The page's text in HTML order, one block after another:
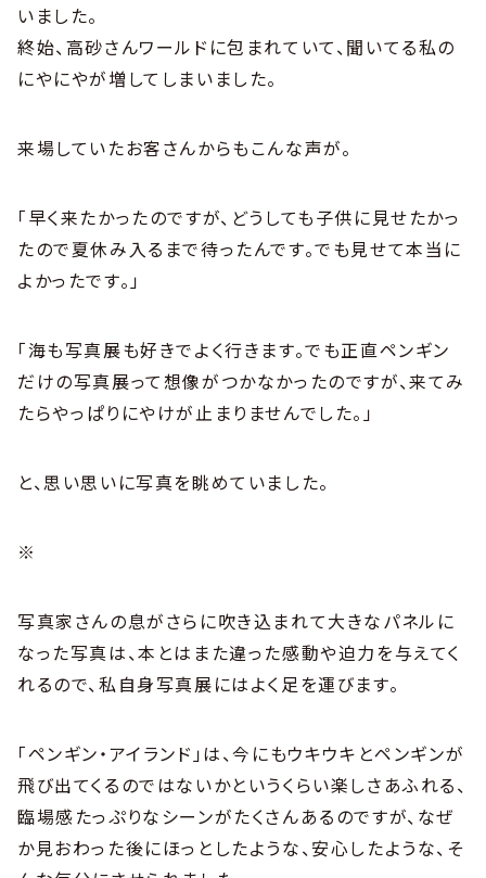
いました。
終始、高砂さんワールドに包まれていて、聞いてる私の
にやにやが増してしまいました。
来場していたお客さんからもこんな声が。
「早く来たかったのですが、どうしても子供に見せたかっ
たので夏休み入るまで待ったんです。でも見せて本当に
よかったです。」
「海も写真展も好きでよく行きます。でも正直ペンギン
だけの写真展って想像がつかなかったのですが、来てみ
たらやっぱりにやけが止まりませんでした。」
と、思い思いに写真を眺めていました。
※
写真家さんの息がさらに吹き込まれて大きなパネルに
なった写真は、本とはまた違った感動や迫力を与えてく
れるので、私自身写真展にはよく足を運びます。
「ペンギン・アイランド」は、今にもウキウキとペンギンが
飛び出てくるのではないかというくらい楽しさあふれる、
臨場感たっぷりなシーンがたくさんあるのですが、なぜ
か見おわった後にほっとしたような、安心したような、そ